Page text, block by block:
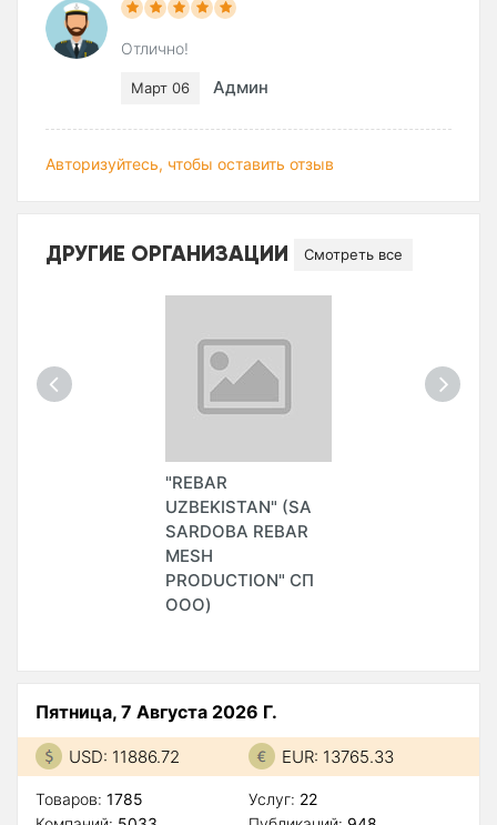
Отлично!
Март 06 Админ
Авторизуйтесь, чтобы оставить отзыв
ДРУГИЕ ОРГАНИЗАЦИИ Смотреть все
"REBAR
UZBEKISTAN" (SA
SARDOBA REBAR
MESH
PRODUCTION" СП
ООО)
Пятница, 7 Августа 2026 Г.
USD: 11886.72 EUR: 13765.33
Товаров: 1785
Услуг: 22